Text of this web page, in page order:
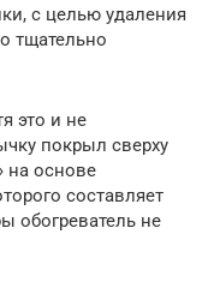
с целью удаления
тщательно
это и не
покрыл сверху
на основе
составляет
обогреватель не